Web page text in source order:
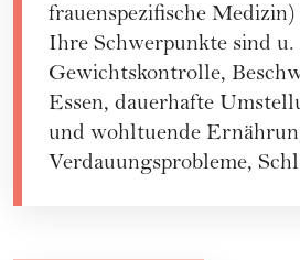
frauenspezifische Medizin)
Ihre Schwerpunkte sind u.
Gewichtskontrolle,
Essen, dauerhafte
und wohltuende
Verdauungsprobleme,